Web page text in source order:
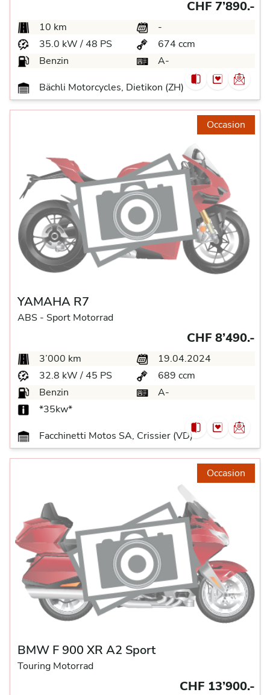
CHF 7’890.-
10 km
-
35.0 kW / 48 PS
674 ccm
Benzin
A-
Bächli Motorcycles, Dietikon (ZH)
Occasion
YAMAHA R7
ABS - Sport Motorrad
CHF 8’490.-
3’000 km
19.04.2024
32.8 kW / 45 PS
689 ccm
Benzin
A-
*35kw*
Facchinetti Motos SA, Crissier (VD)
Occasion
BMW F 900 XR A2 Sport
Touring Motorrad
CHF 13’900.-